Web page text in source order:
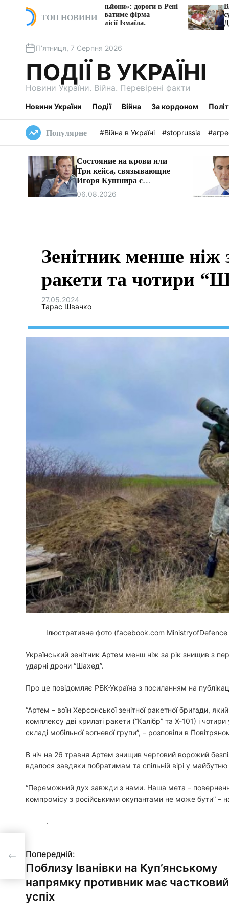
м
ТОП НОВИНИ
на мільйони»: дороги в Рені
ремонтуватиме фірма
комісії Ізмаїла.
Власника Київхліба,
судитимуть за
П’ятниця, 7 Серпня 2026
ПОДІЇ В УКРАЇНІ
Новини України. Війна. Перевірені факти
Новини України Події Війна За кордоном
Популярне #Війна в Україні #stoprussia
Состояние на крови или
Три кейса, связывающие
Игоря Кушнира с
Виктором Медведчуком
06.08.2026
Зенітник менше ніж
ракети та чотири
27.05.2024
Тарас Швачко
Ілюстративне фото (facebook.com MinistryofDefence
Український зенітник Артем менш ніж за рік знищив з
ударні дрони “Шахед”.
Про це повідомляє РБК-Україна з посиланням на
“Артем – воїн Херсонської зенітної ракетної бригади,
комплексу дві крилаті ракети (“Калібр” та Х-101) і
складі мобільної вогневої групи”, – розповіли в
В ніч на 26 травня Артем знищив черговий ворожий
вдалося завдяки побратимам та спільній вірі у
“Переможний дух завжди з нами. Наша мета –
компромісу з російськими окупантами не може бути” –
.
Н
в
Попередній:
Поблизу Іванівки на Куп’янському
напрямку противник має частковий
успіх